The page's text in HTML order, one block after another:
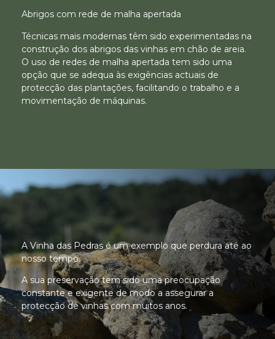
Abrigos com rede de malha apertada
Técnicas mais modernas têm sido experimentadas na
construção dos abrigos das vinhas em chão de areia.
O uso de redes de malha apertada tem sido uma
opção que se adequa às exigências actuais de
protecção das plantações, facilitando o trabalho e a
movimentação de máquinas.
A Vinha das Pedras é um exemplo que perdura até ao
nosso tempo.
A sua preservação tem sido uma preocupação
constante e exigente de modo a assegurar a
protecção de vinhas com muitos anos.